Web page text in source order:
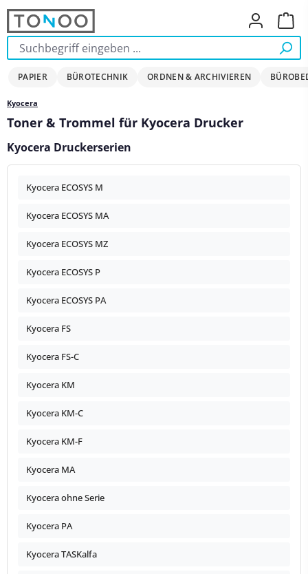
Zum Hauptinhalt springen
PAPIER BÜROTECHNIK ORDNEN & ARCHIVIEREN
Kyocera
Toner & Trommel für Kyocera Drucker
Kyocera Druckerserien
Kyocera ECOSYS M
Kyocera ECOSYS MA
Kyocera ECOSYS MZ
Kyocera ECOSYS P
Kyocera ECOSYS PA
Kyocera FS
Kyocera FS-C
Kyocera KM
Kyocera KM-C
Kyocera KM-F
Kyocera MA
Kyocera ohne Serie
Kyocera PA
Kyocera TASKalfa